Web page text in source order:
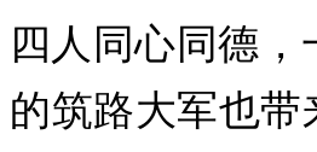
四人同心同德
的筑路大军也带